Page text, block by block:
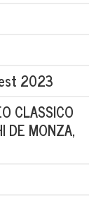
2023
CLASSICO
DE MONZA,